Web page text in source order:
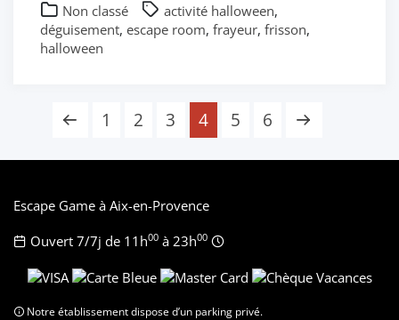
Non classé activité halloween,
déguisement, escape room, frayeur, frisson,
halloween
Pagination
des
publications
1 2 3 4 5 6
Escape Game à Aix-en-Provence
Ouvert 7/7j de 11h00 à 23h00
Notre établissement dispose d’un parking privé.